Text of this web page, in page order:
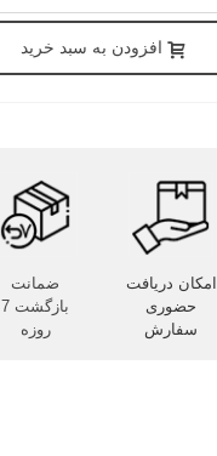
افزودن به سبد خرید
امکان دریافت
حضوری
سفارش
ضمانت
بازگشت 7
روزه